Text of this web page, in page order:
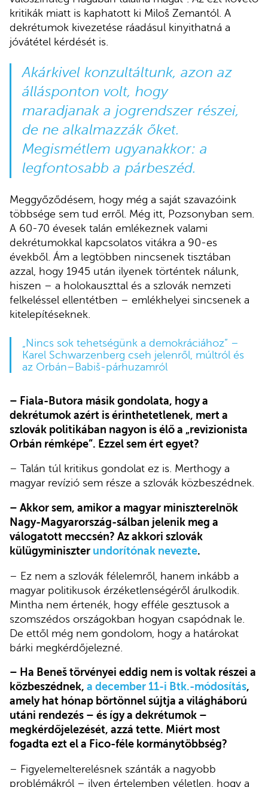
kritikák miatt is kaphatott ki Miloš Zemantól. A
dekrétumok kivezetése ráadásul kinyithatná a
jóvátétel kérdését is.
Akárkivel konzultáltunk, azon az
állásponton volt, hogy
maradjanak a jogrendszer részei,
de ne alkalmazzák őket.
Megismétlem ugyanakkor: a
legfontosabb a párbeszéd.
Meggyőződésem, hogy még a saját szavazóink
többsége sem tud erről. Még itt, Pozsonyban sem.
A 60-70 évesek talán emlékeznek valami
dekrétumokkal kapcsolatos vitákra a 90-es
évekből. Ám a legtöbben nincsenek tisztában
azzal, hogy 1945 után ilyenek történtek nálunk,
hiszen – a holokauszttal és a szlovák nemzeti
felkeléssel ellentétben – emlékhelyei sincsenek a
kitelepítéseknek.
„Nincs sok tehetségünk a demokráciához” –
Karel Schwarzenberg cseh jelenről, múltról és
az Orbán–Babiš-párhuzamról
– Fiala-Butora másik gondolata, hogy a
dekrétumok azért is érinthetetlenek, mert a
szlovák politikában nagyon is élő a „revizionista
Orbán rémképe”. Ezzel sem ért egyet?
– Talán túl kritikus gondolat ez is. Merthogy a
magyar revízió sem része a szlovák közbeszédnek.
– Akkor sem, amikor a magyar miniszterelnök
Nagy-Magyarország-sálban jelenik meg a
válogatott meccsén? Az akkori szlovák
külügyminiszter undorítónak nevezte.
– Ez nem a szlovák félelemről, hanem inkább a
magyar politikusok érzéketlenségéről árulkodik.
Mintha nem értenék, hogy efféle gesztusok a
szomszédos országokban hogyan csapódnak le.
De ettől még nem gondolom, hogy a határokat
bárki megkérdőjelezné.
– Ha Beneš törvényei eddig nem is voltak részei a
közbeszédnek, a december 11-i Btk.-módosítás,
amely hat hónap börtönnel sújtja a világháború
utáni rendezés – és így a dekrétumok –
megkérdőjelezését, azzá tette. Miért most
fogadta ezt el a Fico-féle kormánytöbbség?
– Figyelemelterelésnek szánták a nagyobb
problémákról – ilyen értelemben véletlen, hogy a